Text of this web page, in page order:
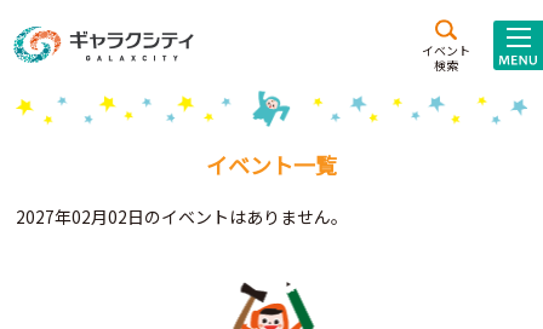
イベント
検索
施設案内
こども
西新井
施設･
イベント一覧
2027年02月02日のイベントはありません。